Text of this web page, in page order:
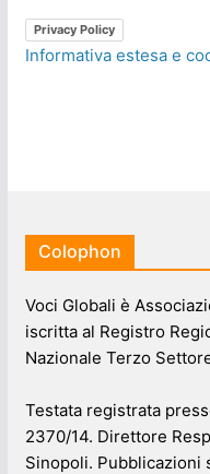
Privacy Policy
Informativa estesa e
Colophon
Voci Globali è
iscritta al Registro
Nazionale Terzo
Testata registrata
2370/14. Direttore
Sinopoli. Pubblicazioni